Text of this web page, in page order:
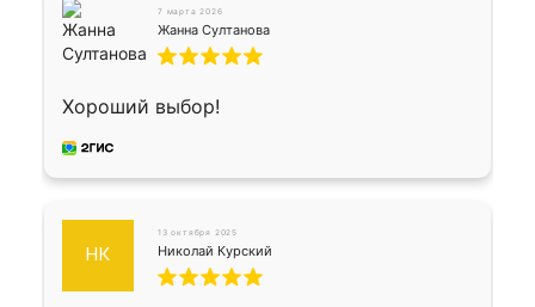
7 марта 2026
Жанна Султанова
Хороший выбор!
НК
13 октября 2025
Николай Курский